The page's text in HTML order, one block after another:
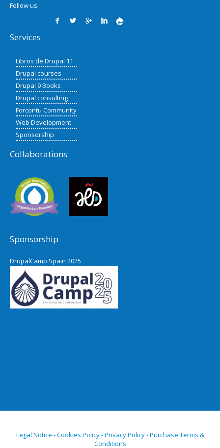
Follow us:
Services
Libros de Drupal 11
Drupal courses
Drupal 9 Books
Drupal consulting
Forcontu Community
Web Development
Sponsorship
Collaborations
Sponsorship
DrupalCamp Spain 2025
Legal Notice - Cookies Policy - Privacy Policy - Purchase Terms &
Conditions